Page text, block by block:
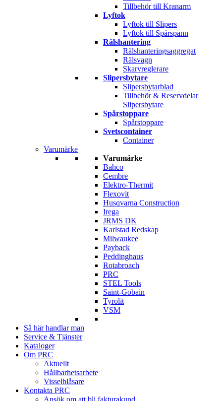
Tillbehör till Kranarm
Lyftok
Lyftok till Slipers
Lyftok till Spårspann
Rälshantering
Rälshanteringsaggregat
Rälsvagn
Skarvreglerare
Slipersbytare
Slipersbytarblad
Tillbehör & Reservdelar
Slipersbytare
Spårstoppare
Spårstoppare
Svetscontainer
Container
Varumärke
Varumärke
Bahco
Cembre
Elektro-Thermit
Flexovit
Husqvarna Construction
Irega
JRMS DK
Karlstad Redskap
Milwaukee
Payback
Peddinghaus
Rotabroach
PRC
STEL Tools
Saint-Gobain
Tyrolit
VSM
Så här handlar man
Service & Tjänster
Kataloger
Om PRC
Aktuellt
Hållbarhetsarbete
Visselblåsare
Kontakta PRC
Ansök om att bli fakturakund